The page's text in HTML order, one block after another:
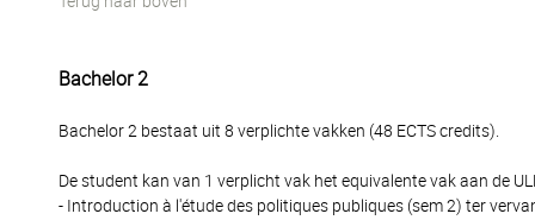
Bachelor 2
Bachelor 2 bestaat uit 8 verplichte vakken (48 ECTS credits).
De student kan van 1 verplicht vak het equivalente vak aan de
- Introduction à l'étude des politiques publiques (sem 2) ter